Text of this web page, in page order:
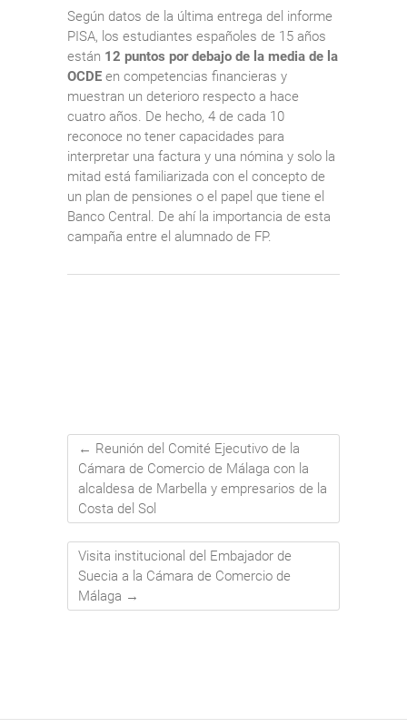
Según datos de la última entrega del informe
PISA, los estudiantes españoles de 15 años
están 12 puntos por debajo de la media de la
OCDE en competencias financieras y
muestran un deterioro respecto a hace
cuatro años. De hecho, 4 de cada 10
reconoce no tener capacidades para
interpretar una factura y una nómina y solo la
mitad está familiarizada con el concepto de
un plan de pensiones o el papel que tiene el
Banco Central. De ahí la importancia de esta
campaña entre el alumnado de FP.
← Reunión del Comité Ejecutivo de la
Cámara de Comercio de Málaga con la
alcaldesa de Marbella y empresarios de la
Costa del Sol
Visita institucional del Embajador de
Suecia a la Cámara de Comercio de
Málaga →